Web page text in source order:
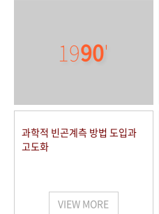
1990'
과학적 빈곤계측 방법 도입과
고도화
VIEW MORE